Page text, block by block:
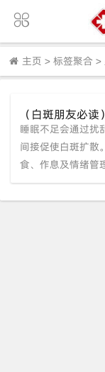
主页 > 标签聚合 >
（白斑朋友必
院专家教您如
睡眠不足会通过扰
间接促使白斑扩散
食、作息及情绪管